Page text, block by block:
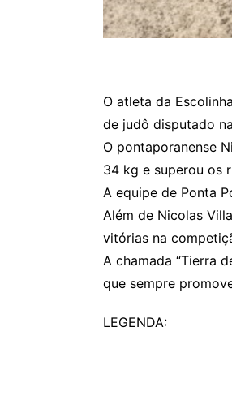
O atleta da
de judô disputado
O pontaporanense
34 kg e superou os
A equipe de Ponta
Além de Nicolas
vitórias na
A chamada “Tierra
que sempre
LEGENDA: